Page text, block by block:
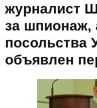
журналист
за шпионаж,
посольства
объявлен